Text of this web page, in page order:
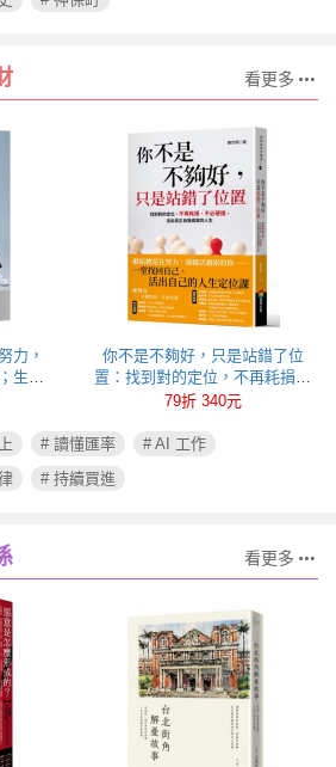
看更多
力，
生命
彩
你不是不夠好，只是站錯了位
置：找到對的定位，不再耗損、
不必硬撐，活出真正自我成就的
79折 340元
# 讀懂匯率
# AI 工作
# 持續買進
看更多